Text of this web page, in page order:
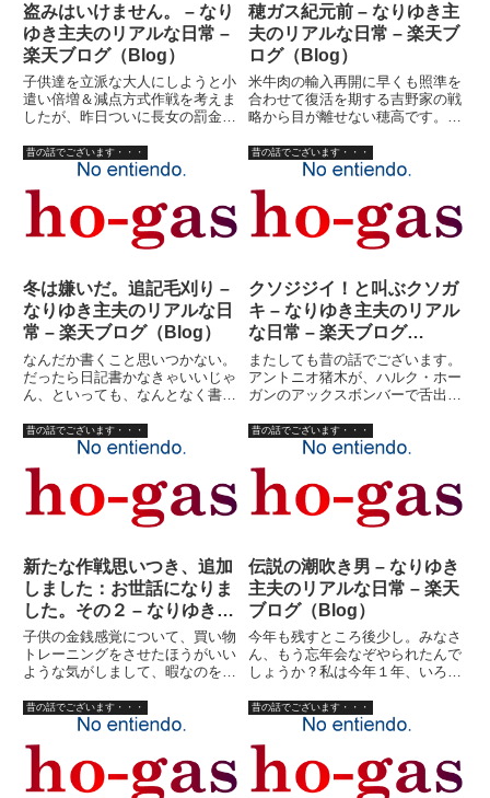
盗みはいけません。 – なり
ゆき主夫のリアルな日常 –
楽天ブログ（Blog）
子供達を立派な大人にしようと小
遣い倍増＆減点方式作戦を考えま
したが、昨日ついに長女の罰金が
しまいました。失敗です。また新
しい作戦を考えないと。さて、立
派な大人などと偉そうなことを言
っている私は若い頃どんな奴だ
っ...
穂ガス紀元前 – なりゆき主
夫のリアルな日常 – 楽天ブ
ログ（Blog）
米牛肉の輸入再開に早くも照準を
合わせて復活を期する吉野家の戦
略から目が離せない穂高です。さ
の、何から始めるかよく判らない
穂高ですが、穂ガス紀元前あたり
から始めてみますか。それは、Ｍ
ＴＶが幅を利かせ始める前のこ
と...
昔の話でございます・・・
冬は嫌いだ。追記毛刈り –
なりゆき主夫のリアルな日
常 – 楽天ブログ（Blog）
なんだか書くこと思いつかない。
だったら日記書かなきゃいいじゃ
ん、といっても、なんとなく書か
る私はある意味、マメな男かもし
れない。実際には、書くこと思い
つきすぎて、何を書いたらいいの
か判らなくなっているのだ。こ
れ...
昔の話でございます・・・
クソジジイ！と叫ぶクソガ
キ – なりゆき主夫のリアル
な日常 – 楽天ブログ
（Blog）
またしても昔の話でございます。
アントニオ猪木が、ハルク・ホー
ガンのアックスボンバーで舌出し
街角のサングラス売り時代。私は
渋谷の駅前、某デパートの店頭で
「いらっしゃいませよ?い！」と
声を張り上げていた。露店とは
い...
昔の話でございます・・・
新たな作戦思いつき、追加
しました：お世話になりま
した。その２ – なりゆき主
夫のリアルな日常 – 楽天ブ
ログ（Blog）
子供の金銭感覚について、買い物
トレーニングをさせたほうがいい
ような気がしまして、暇なのをい
強」をさせてみるかと思いつきま
した。ま、ようするに、先ずは今
日のこんだてを考え、材料をリス
トアップ。今日の買い物をスー
パ...
昔の話でございます・・・
伝説の潮吹き男 – なりゆき
主夫のリアルな日常 – 楽天
ブログ（Blog）
今年も残すところ後少し。みなさ
ん、もう忘年会なぞやられたんで
しょうか？私は今年１年、いろい
なんてのは出来ません。社長は妻
ですし、社員私一人ですし。（未
だに社員登録してませんけど）今
までだって会社の忘年会なんて
面...
昔の話でございます・・・ 昔の話でございます・・・